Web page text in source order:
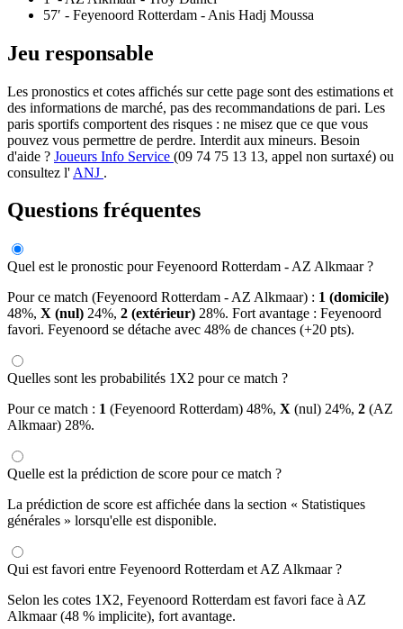
57′ - Feyenoord Rotterdam - Anis Hadj Moussa
Jeu responsable
Les pronostics et cotes affichés sur cette page sont des estimations et
des informations de marché, pas des recommandations de pari. Les
paris sportifs comportent des risques : ne misez que ce que vous
pouvez vous permettre de perdre. Interdit aux mineurs. Besoin
d'aide ? Joueurs Info Service (09 74 75 13 13, appel non surtaxé) ou
consultez l' ANJ .
Questions fréquentes
Quel est le pronostic pour Feyenoord Rotterdam - AZ Alkmaar ?
Pour ce match (Feyenoord Rotterdam - AZ Alkmaar) : 1 (domicile)
48%, X (nul) 24%, 2 (extérieur) 28%. Fort avantage : Feyenoord
favori. Feyenoord se détache avec 48% de chances (+20 pts).
Quelles sont les probabilités 1X2 pour ce match ?
Pour ce match : 1 (Feyenoord Rotterdam) 48%, X (nul) 24%, 2 (AZ
Alkmaar) 28%.
Quelle est la prédiction de score pour ce match ?
La prédiction de score est affichée dans la section « Statistiques
générales » lorsqu'elle est disponible.
Qui est favori entre Feyenoord Rotterdam et AZ Alkmaar ?
Selon les cotes 1X2, Feyenoord Rotterdam est favori face à AZ
Alkmaar (48 % implicite), fort avantage.